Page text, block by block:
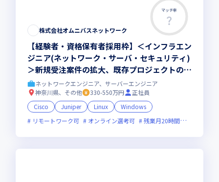
マッチ率
株式会社オムニバスネットワーク
【経験者・資格保有者採用枠】＜インフラエン
ジニア(ネットワーク・サーバ・セキュリティ)
＞新規受注案件の拡大、既存プロジェクトの安
定化に向けた増員募集
ネットワークエンジニア、サーバーエンジニア
神奈川県、その他
330-550万円
正社員
Cisco
Juniper Linux
Windows
リモートワーク可
オンライン選考可 残業月20時間未満